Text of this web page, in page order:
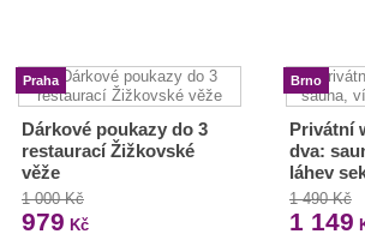
Praha
Dárkové poukazy do 3
restaurací Žižkovské
věže
1 000 Kč
979 Kč
Brno
Privátní
dva:
láhev
1 490 Kč
1 149